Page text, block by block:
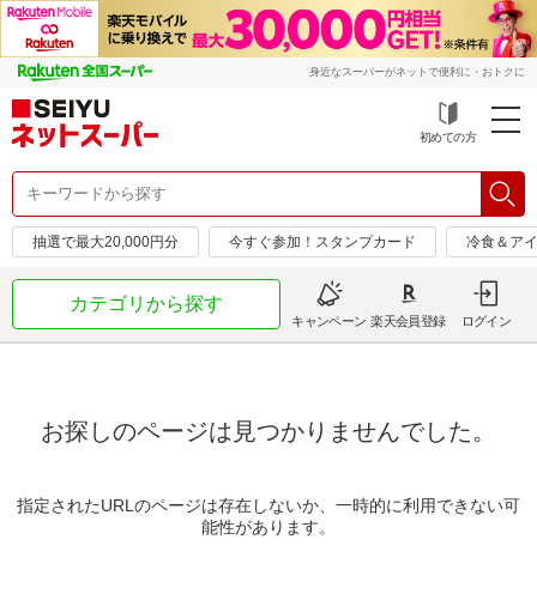
身近なスーパーがネットで便利に・おトクに
初めての方
抽選で最大20,000円分 今すぐ参加！スタンプカード 冷食＆ア
カテゴリから探す
キャンペーン 楽天会員登録 ログイン
お探しのページは見つかりませんでした。
指定されたURLのページは存在しないか、一時的に利用できない可
能性があります。